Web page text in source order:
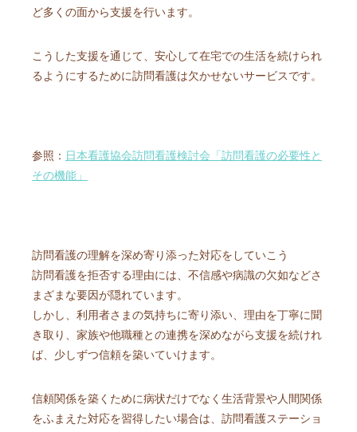
ど多くの面から支援を行います。
こうした支援を通じて、安心して在宅での生活を続けられ
るようにするために訪問看護は欠かせないサービスです。
参照： 日本看護協会訪問看護検討会「訪問看護の必要性と
その機能」
訪問看護の理解を深め寄り添った対応をしていこう
訪問看護を拒否する理由には、不信感や病識の欠如などさ
まざまな要因が隠れています。
しかし、利用者さまの気持ちに寄り添い、理由を丁寧に聞
き取り、家族や他職種との連携を深めながら支援を続けれ
ば、少しずつ信頼を築いていけます。
信頼関係を築くために病状だけでなく生活背景や人間関係
をふまえた対応を習得したい場合は、訪問看護ステーショ